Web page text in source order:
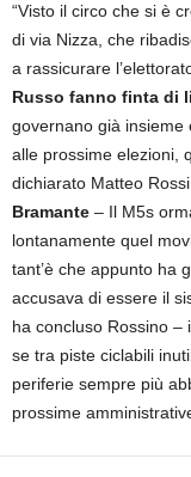
“Visto il circo che si è
di via Nizza, che
a rassicurare
Russo fanno finta di
governano già insieme
alle prossime elezioni,
dichiarato Matteo
Bramante – Il M5s
lontanamente quel
tant’è che appunto ha
accusava di essere il
ha concluso Rossino –
se tra piste ciclabili
periferie sempre più
prossime